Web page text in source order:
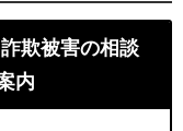
欺被害の相談
内